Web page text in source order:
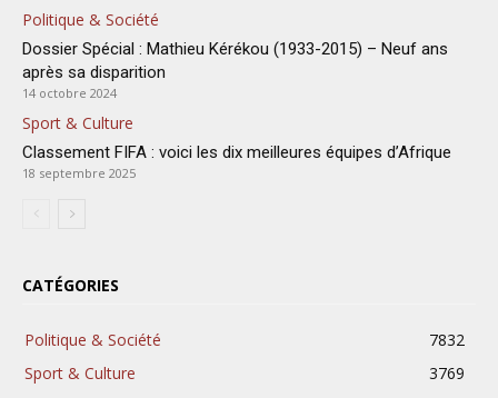
Politique & Société
Dossier Spécial : Mathieu Kérékou (1933-2015) – Neuf ans
après sa disparition
14 octobre 2024
Sport & Culture
Classement FIFA : voici les dix meilleures équipes d’Afrique
18 septembre 2025
CATÉGORIES
Politique & Société
7832
Sport & Culture
3769